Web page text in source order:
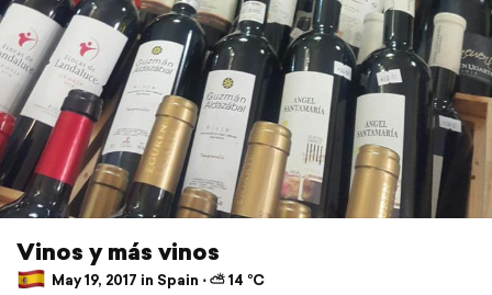
Vinos y más vinos
May 19, 2017 in Spain ⋅ ⛅ 14 °C